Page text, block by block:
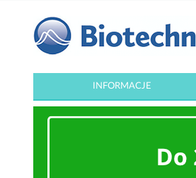
INFORMACJE